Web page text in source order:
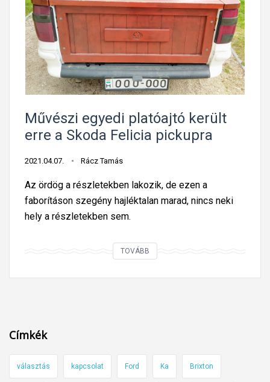
Művészi egyedi platóajtó került
erre a Skoda Felicia pickupra
2021.04.07. Rácz Tamás
Az ördög a részletekben lakozik, de ezen a
faborításon szegény hajléktalan marad, nincs neki
hely a részletekben sem.
TOVÁBB
v
g
Címkék
választás kapcsolat Ford Ka Brixton